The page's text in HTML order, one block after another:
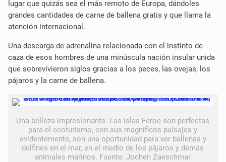
lugar que quizás sea el más remoto de Europa, dándoles
grandes cantidades de carne de ballena gratis y que llama la
atención internacional.
Una descarga de adrenalina relacionada con el instinto de
caza de esos hombres de una minúscula nación insular unida
que sobrevivieron siglos gracias a los peces, las ovejas, los
pájaros y la carne de ballena.
Una belleza impresionante. Las islas Feroe son perfectas
para el ecoturismo, con sus magníficos paisajes y
evidentemente, son una oportunidad para ver ballenas y
delfines en el mar, en el medio de los pájaros y demás
animales marinos. Fuente: Jochen Zaeschmar